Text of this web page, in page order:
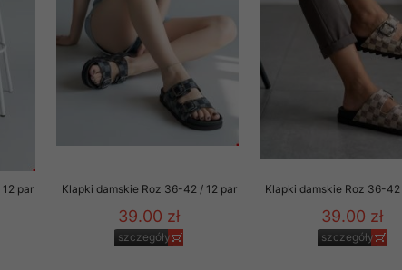
par Klapki damskie Roz 36-42 / 12 par
39.00 zł
szczegóły
Klapki damskie Roz 36-42
39.00 zł
szczegóły